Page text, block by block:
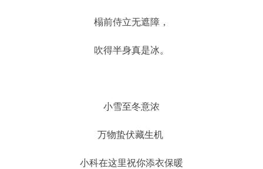
榻前侍立无遮障，
吹得半身真是冰。
小雪至冬意浓
万物蛰伏藏生机
小科在这里祝你添衣保暖